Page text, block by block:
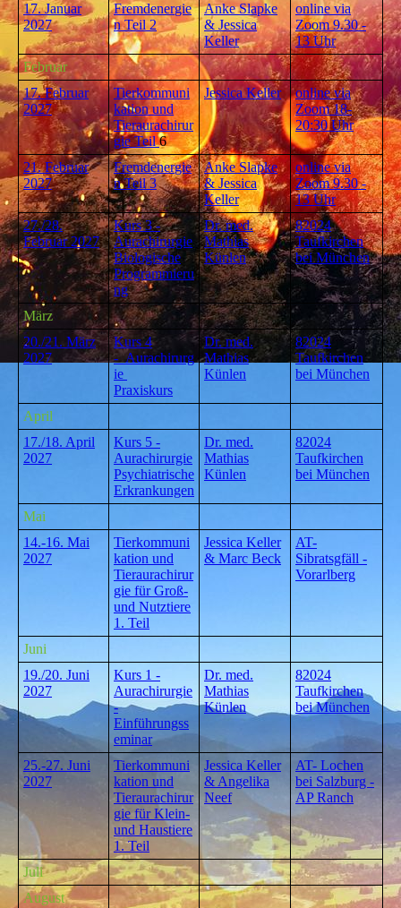
17. Januar
2027
Fremdenergie
n Teil 2
Anke Slapke
& Jessica
Keller
online via
Zoom 9.30 -
13 Uhr
Februar
17. Februar
2027
Tierkommuni
kation und
Tieraurachirur
gie Teil6
Jessica Keller
online via
Zoom 18-
20:30 Uhr
21. Februar
2027
Fremdenergie
n Teil 3
Anke Slapke
& Jessica
Keller
online via
Zoom 9.30 -
13 Uhr
27./28.
Februar 2027
Kurs 3 -
Aurachirurgie
Biologische
Programmieru
ng
Dr. med.
Mathias
Künlen
82024
Taufkirchen
bei München
März
20./21. März
2027
Kurs 4
- Aurachirurg
ie
Praxiskurs
Dr. med.
Mathias
Künlen
82024
Taufkirchen
bei München
April
17./18. April
2027
Kurs 5 -
Aurachirurgie
Psychiatrische
Erkrankungen
Dr. med.
Mathias
Künlen
82024
Taufkirchen
bei München
Mai
14.-16. Mai
2027
Tierkommuni
kation und
Tieraurachirur
gie für Groß-
und Nutztiere
1. Teil
Jessica Keller
& Marc Beck
AT-
Sibratsgfäll -
Vorarlberg
Juni
19./20. Juni
2027
Kurs 1 -
Aurachirurgie
-
Einführungss
eminar
Dr. med.
Mathias
Künlen
82024
Taufkirchen
bei München
25.-27. Juni
2027
Tierkommuni
kation und
Tieraurachirur
gie für Klein-
und Haustiere
1. Teil
Jessica Keller
& Angelika
Neef
AT- Lochen
bei Salzburg -
AP Ranch
Juli
August